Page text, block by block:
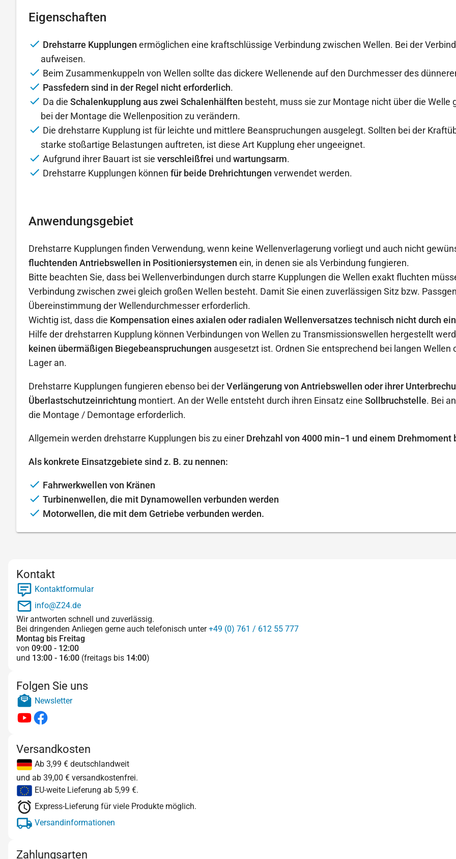
Eigenschaften
Drehstarre Kupplungen ermöglichen eine kraftschlüssige Verbindung zwischen Wellen. Bei der
aufweisen.
Beim Zusammenkuppeln von Wellen sollte das dickere Wellenende auf den Durchmesser des
Passfedern sind in der Regel nicht erforderlich.
Da die Schalenkupplung aus zwei Schalenhälften besteht, muss sie zur Montage nicht über die
bei der Montage die Wellenposition zu verändern.
Die drehstarre Kupplung ist für leichte und mittlere Beanspruchungen ausgelegt. Sollten bei der
starke stoßartige Belastungen auftreten, ist diese Art Kupplung eher ungeeignet.
Aufgrund ihrer Bauart ist sie verschleißfrei und wartungsarm.
Drehstarre Kupplungen können für beide Drehrichtungen verwendet werden.
Anwendungsgebiet
Drehstarre Kupplungen finden Verwendung, wenn keine Wellenverlagerung vorliegt und auch nicht
fluchtenden Antriebswellen in Positioniersystemen ein, in denen sie als Verbindung fungieren.
Bitte beachten Sie, dass bei Wellenverbindungen durch starre Kupplungen die Wellen exakt fluchten
Verbindung zwischen zwei gleich großen Wellen besteht. Damit Sie einen zuverlässigen Sitz bzw.
Übereinstimmung der Wellendurchmesser erforderlich.
Wichtig ist, dass die Kompensation eines axialen oder radialen Wellenversatzes technisch nicht durch
Hilfe der drehstarren Kupplung können Verbindungen von Wellen zu Transmissionswellen hergestellt
keinen übermäßigen Biegebeanspruchungen ausgesetzt ist. Ordnen Sie entsprechend bei langen
Lager an.
Drehstarre Kupplungen fungieren ebenso bei derVerlängerung von Antriebswellen oder ihrer
Überlastschutzeinrichtung montiert. An der Welle entsteht durch ihren Einsatz eine Sollbruchstelle. Bei
die Montage / Demontage erforderlich.
Allgemein werden drehstarre Kupplungen bis zu einer Drehzahl von 4000 min−1 und einem Drehmoment
Als konkrete Einsatzgebiete sind z. B. zu nennen:
Fahrwerkwellen von Kränen
Turbinenwellen, die mit Dynamowellen verbunden werden
Motorwellen, die mit dem Getriebe verbunden werden.
Kontakt
Kontaktformular
info@Z24.de
Wir antworten schnell und zuverlässig.
Bei dringenden Anliegen gerne auch telefonisch unter+49 (0) 761 / 612 55 777
Montag bis Freitag
von 09:00 - 12:00
und 13:00 - 16:00 (freitags bis 14:00)
Folgen Sie uns
Newsletter
Versandkosten
Ab 3,99 € deutschlandweit
und ab 39,00 € versandkostenfrei.
EU-weite Lieferung ab 5,99 €.
Express-Lieferung für viele Produkte möglich.
Versandinformationen
Zahlungsarten